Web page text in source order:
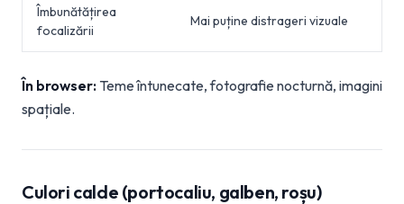
Îmbunătățirea
focalizării
Mai puține distrageri vizuale
În browser: Teme întunecate, fotografie nocturnă, imagini
spațiale.
Culori calde (portocaliu, galben, roșu)